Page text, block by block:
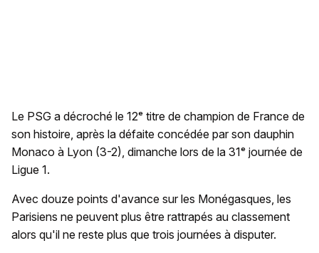
Le PSG a décroché le 12ᵉ titre de champion de France de
son histoire, après la défaite concédée par son dauphin
Monaco à Lyon (3-2), dimanche lors de la 31ᵉ journée de
Ligue 1.
Avec douze points d'avance sur les Monégasques, les
Parisiens ne peuvent plus être rattrapés au classement
alors qu'il ne reste plus que trois journées à disputer.